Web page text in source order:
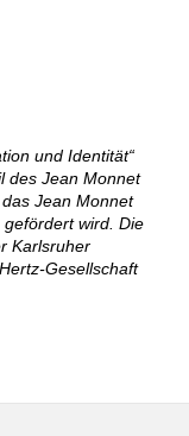
und Identität“
des Jean Monnet
Jean Monnet
wird. Die
Karlsruher
Gesellschaft